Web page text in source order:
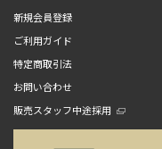
新規会員登録
ご利用ガイド
特定商取引法
お問い合わせ
販売スタッフ中途採用